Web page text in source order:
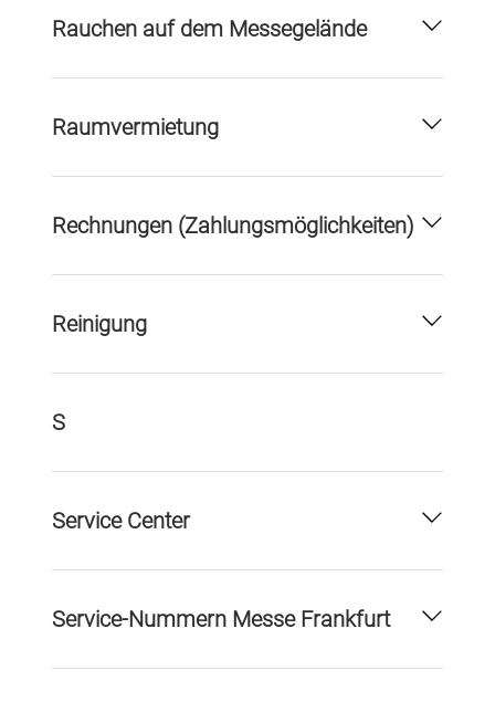
Rauchen auf dem Messegelände
Raumvermietung
Rechnungen (Zahlungsmöglichkeiten)
Reinigung
S
Service Center
Service-Nummern Messe Frankfurt